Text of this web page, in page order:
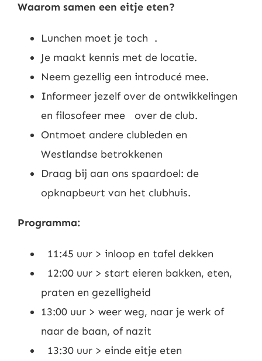
Waarom samen een eitje eten?
Lunchen moet je toch .
Je maakt kennis met de locatie.
Neem gezellig een introducé mee.
Informeer jezelf over de ontwikkelingen
en filosofeer mee over de club.
Ontmoet andere clubleden en
Westlandse betrokkenen
Draag bij aan ons spaardoel: de
opknapbeurt van het clubhuis.
Programma:
11:45 uur > inloop en tafel dekken
12:00 uur > start eieren bakken, eten,
praten en gezelligheid
13:00 uur > weer weg, naar je werk of
naar de baan, of nazit
13:30 uur > einde eitje eten